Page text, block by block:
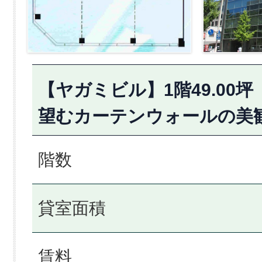
【ヤガミビル】1階49.00
望むカーテンウォールの
階数
貸室面積
賃料